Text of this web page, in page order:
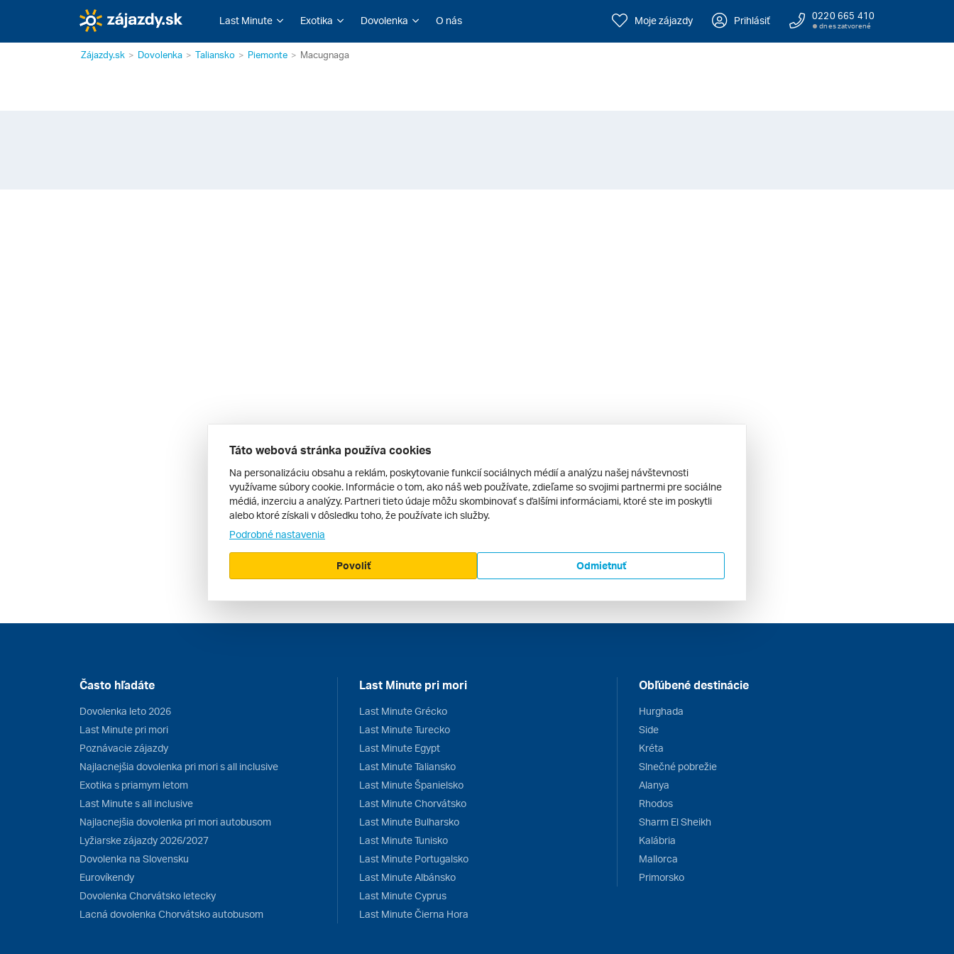
Last Minute Exotika Dovolenka O nás Moje zájazdy Prihlásiť 0220 665 410
dnes zatvorené
Zájazdy.sk Dovolenka Taliansko Piemonte Macugnaga
Často hľadáte
Dovolenka leto 2026
Last Minute pri mori
Poznávacie zájazdy
Najlacnejšia dovolenka pri mori s all inclusive
Exotika s priamym letom
Last Minute s all inclusive
Najlacnejšia dovolenka pri mori autobusom
Lyžiarske zájazdy 2026/2027
Dovolenka na Slovensku
Eurovíkendy
Dovolenka Chorvátsko letecky
Lacná dovolenka Chorvátsko autobusom
Last Minute pri mori
Last Minute Grécko
Last Minute Turecko
Last Minute Egypt
Last Minute Taliansko
Last Minute Španielsko
Last Minute Chorvátsko
Last Minute Bulharsko
Last Minute Tunisko
Last Minute Portugalsko
Last Minute Albánsko
Last Minute Cyprus
Last Minute Čierna Hora
Obľúbené destinácie
Hurghada
Side
Kréta
Slnečné pobrežie
Alanya
Rhodos
Sharm El Sheikh
Kalábria
Mallorca
Primorsko
Táto webová stránka používa cookies
Na personalizáciu obsahu a reklám, poskytovanie funkcií sociálnych médií a analýzu našej návštevnosti
využívame súbory cookie. Informácie o tom, ako náš web používate, zdieľame so svojimi partnermi pre sociálne
médiá, inzerciu a analýzy. Partneri tieto údaje môžu skombinovať s ďalšími informáciami, ktoré ste im poskytli
alebo ktoré získali v dôsledku toho, že používate ich služby.
Podrobné nastavenia
Odmietnuť
Povoliť